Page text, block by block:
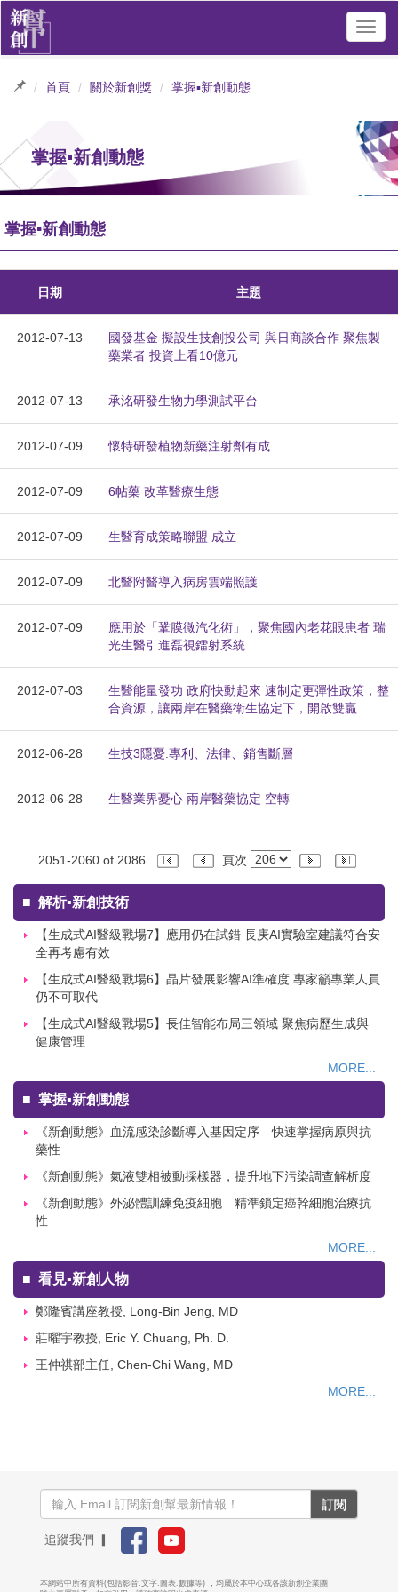
首頁 關於新創獎 掌握▪新創動態
掌握▪新創動態
掌握▪新創動態
日期 主題
2012-07-13
國發基金 擬設生技創投公司 與日商談合作 聚焦製
藥業者 投資上看10億元
2012-07-13 承洺研發生物力學測試平台
2012-07-09 懷特研發植物新藥注射劑有成
2012-07-09 6帖藥 改革醫療生態
2012-07-09 生醫育成策略聯盟 成立
2012-07-09 北醫附醫導入病房雲端照護
2012-07-09
應用於「鞏膜微汽化術」，聚焦國內老花眼患者 瑞
光生醫引進磊視鐳射系統
2012-07-03
生醫能量發功 政府快動起來 速制定更彈性政策，整
合資源，讓兩岸在醫藥衛生協定下，開啟雙贏
2012-06-28 生技3隱憂:專利、法律、銷售斷層
2012-06-28 生醫業界憂心 兩岸醫藥協定 空轉
2051-2060 of 2086 頁次
■ 解析▪新創技術
【生成式AI醫級戰場7】應用仍在試錯 長庚AI實驗室建議符合安
全再考慮有效
【生成式AI醫級戰場6】晶片發展影響AI準確度 專家籲專業人員
仍不可取代
【生成式AI醫級戰場5】長佳智能布局三領域 聚焦病歷生成與
健康管理
MORE...
■ 掌握▪新創動態
《新創動態》血流感染診斷導入基因定序 快速掌握病原與抗
藥性
《新創動態》氣液雙相被動採樣器，提升地下污染調查解析度
《新創動態》外泌體訓練免疫細胞 精準鎖定癌幹細胞治療抗
性
MORE...
■ 看見▪新創人物
鄭隆賓講座教授, Long-Bin Jeng, MD
莊曜宇教授, Eric Y. Chuang, Ph. D.
王仲祺部主任, Chen-Chi Wang, MD
MORE...
訂閱
追蹤我們 ▎
本網站中所有資料(包括影音.文字.圖表.數據等) ，均屬於本中心或各該新創企業團